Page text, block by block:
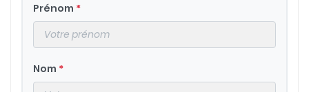
Prénom *
Nom *